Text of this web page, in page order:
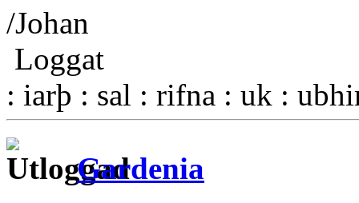
/Johan
Loggat
: iarþ : sal : rifna : uk :
Gardenia